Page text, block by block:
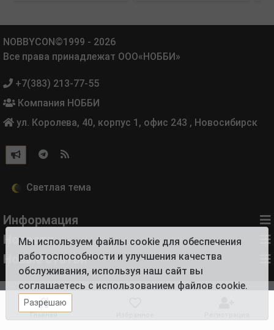
NOBBYCON©1999 - 2026
Все права принадлежат ООО«НОББИ»
+7(383) 213-77-55
Компания НОББИ
ул. Королева, 40, корпус 1, офис 243 , Новосибирск
Информация
Новости
Новые статьи
Мы используем файлы cookie для обеспечения
работоспособности и улучшения качества
обслуживания, используя наш сайт вы
соглашаетесь с использованием файлов cookie.
Разрешаю